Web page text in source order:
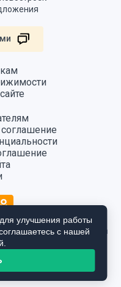
публичной офертой
целях. Для получения
продаж застройщика.
улучшения работы
с нашей